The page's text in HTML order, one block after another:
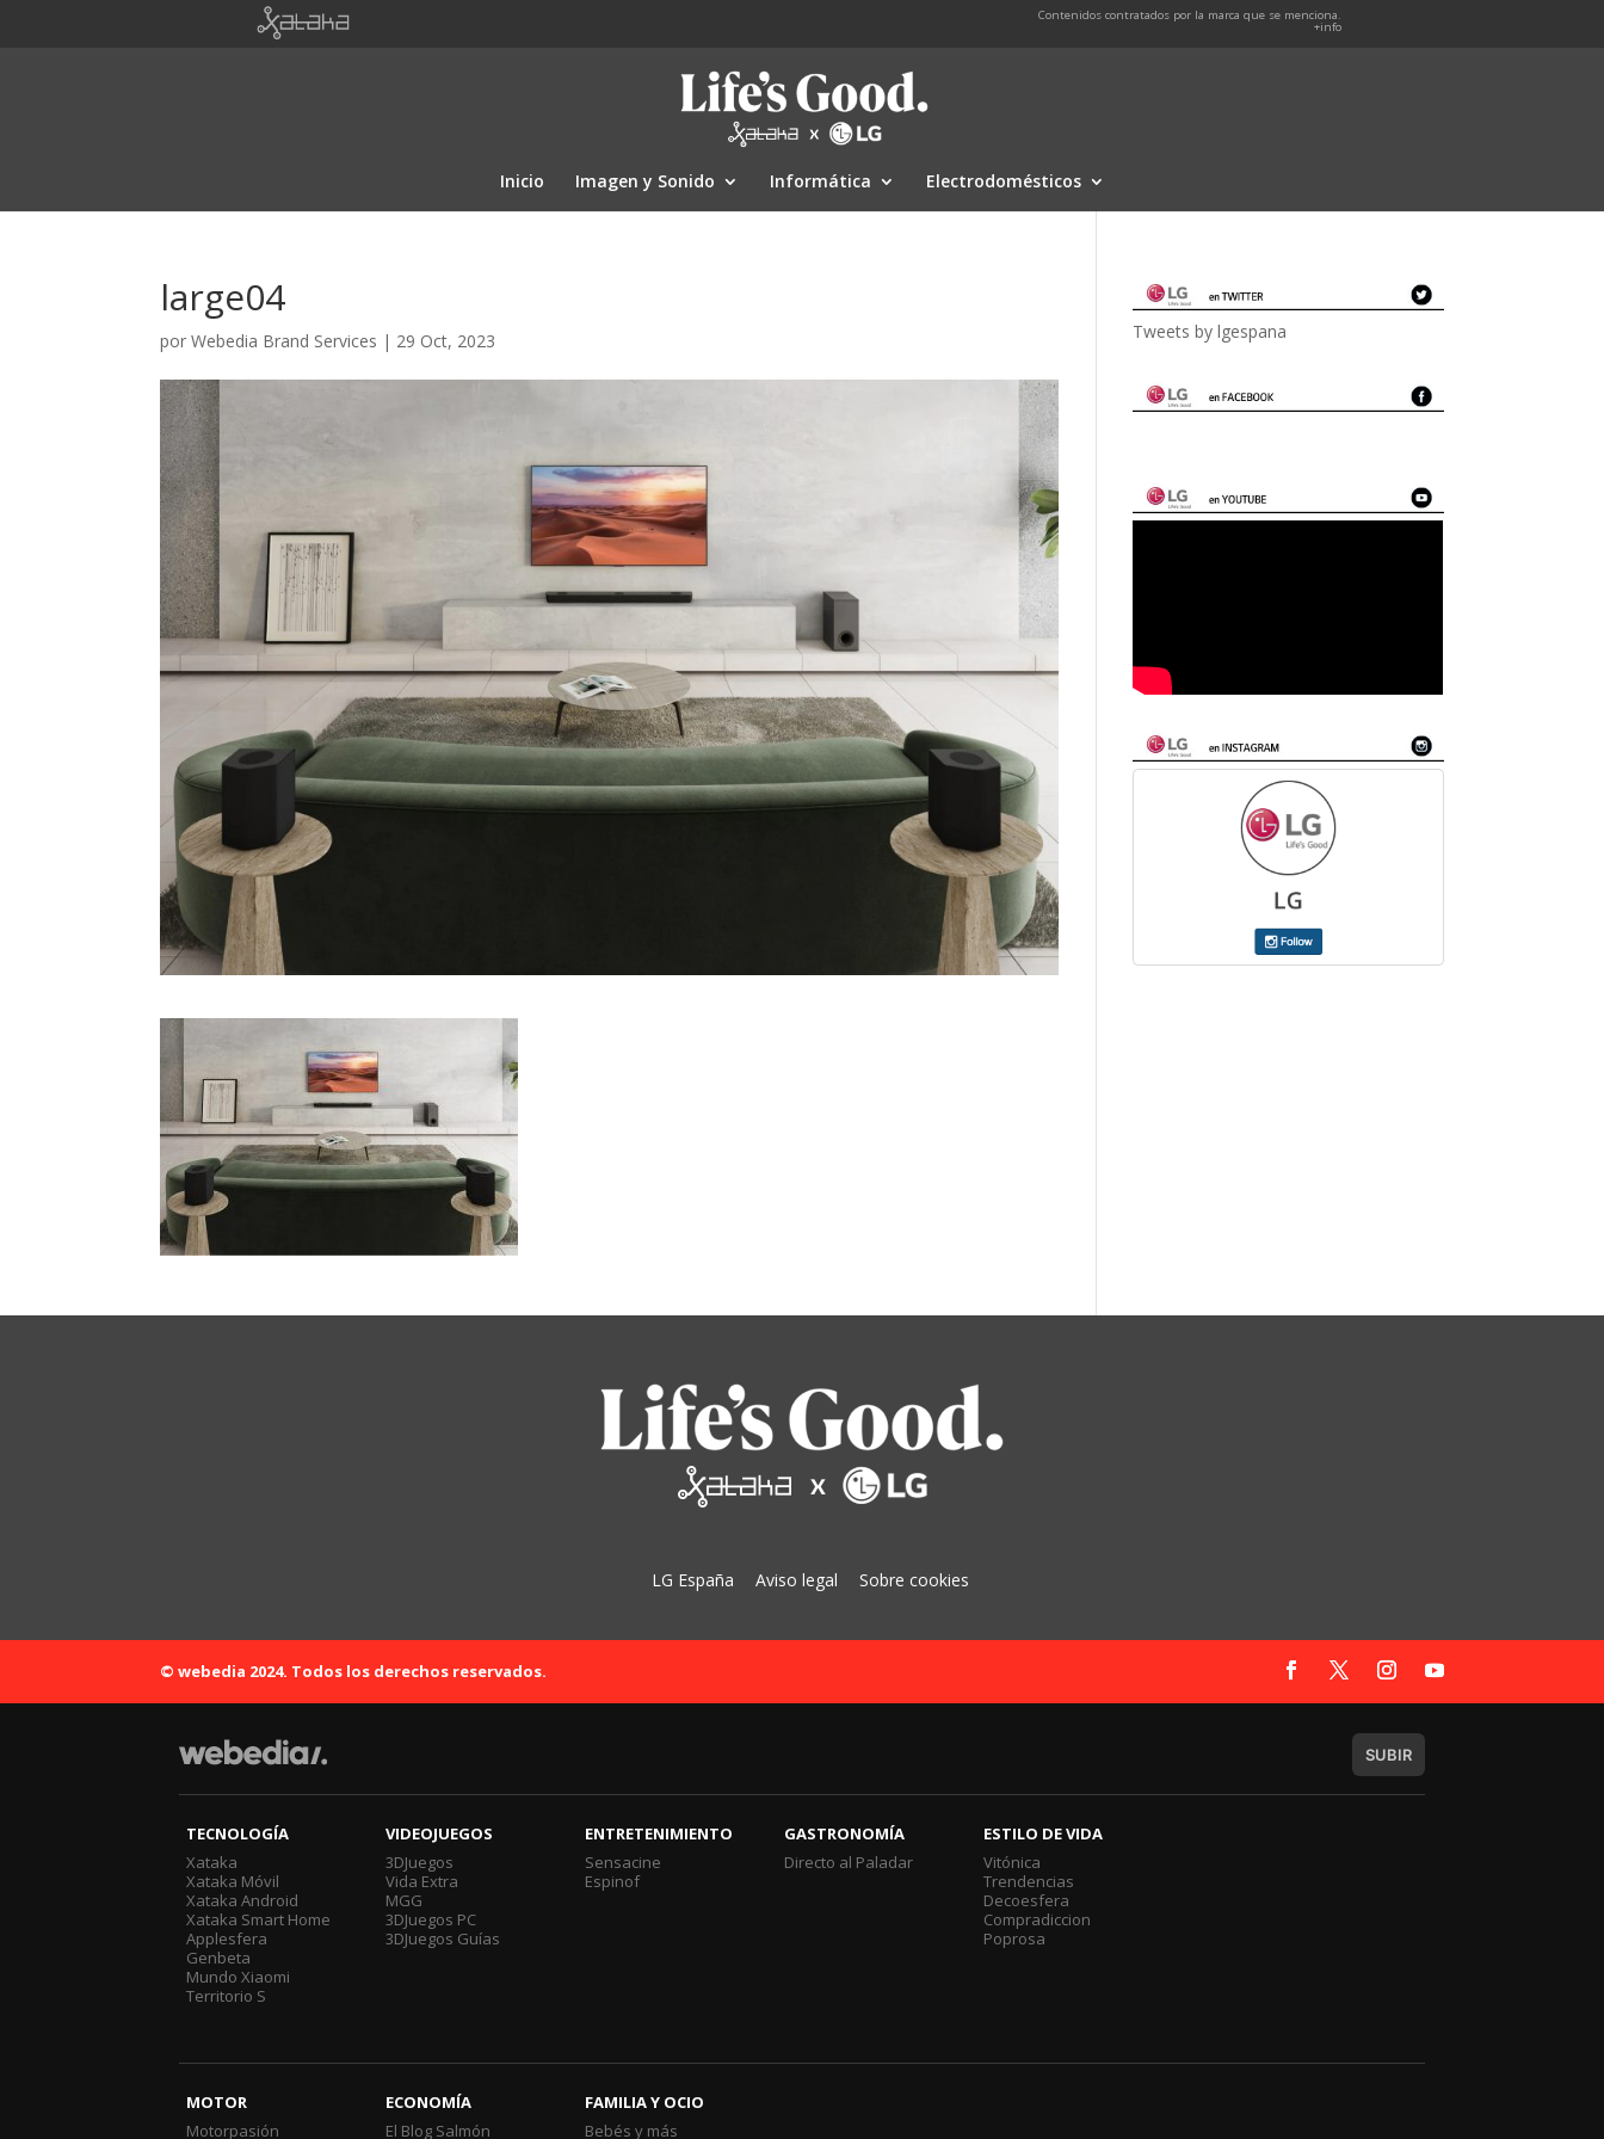
Contenidos contratados por la marca que se menciona.
+info
Inicio Imagen y Sonido Informática Electrodomésticos
large04
porWebedia Brand Services | 29 Oct, 2023 Tweets by lgespana
LG España Aviso legal Sobre cookies
© webedia 2024. Todos los derechos reservados.
SUBIR
TECNOLOGÍA
Xataka
Xataka Móvil
Xataka Android
Xataka Smart Home
Applesfera
Genbeta
Mundo Xiaomi
Territorio S
VIDEOJUEGOS
3DJuegos
Vida Extra
MGG
3DJuegos PC
3DJuegos Guías
ENTRETENIMIENTO
Sensacine
Espinof
GASTRONOMÍA
Directo al Paladar
ESTILO DE VIDA
Vitónica
Trendencias
Decoesfera
Compradiccion
Poprosa
MOTOR
Motorpasión
ECONOMÍA
El Blog Salmón
FAMILIA Y OCIO
Bebés y más